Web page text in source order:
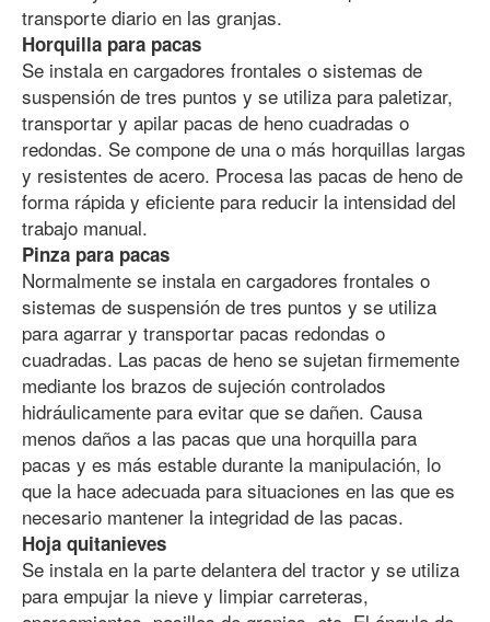
transporte diario en las granjas.
Horquilla para pacas
Se instala en cargadores frontales o sistemas de
suspensión de tres puntos y se utiliza para paletizar,
transportar y apilar pacas de heno cuadradas o
redondas. Se compone de una o más horquillas largas
y resistentes de acero. Procesa las pacas de heno de
forma rápida y eficiente para reducir la intensidad del
trabajo manual.
Pinza para pacas
Normalmente se instala en cargadores frontales o
sistemas de suspensión de tres puntos y se utiliza
para agarrar y transportar pacas redondas o
cuadradas. Las pacas de heno se sujetan firmemente
mediante los brazos de sujeción controlados
hidráulicamente para evitar que se dañen. Causa
menos daños a las pacas que una horquilla para
pacas y es más estable durante la manipulación, lo
que la hace adecuada para situaciones en las que es
necesario mantener la integridad de las pacas.
Hoja quitanieves
Se instala en la parte delantera del tractor y se utiliza
para empujar la nieve y limpiar carreteras,